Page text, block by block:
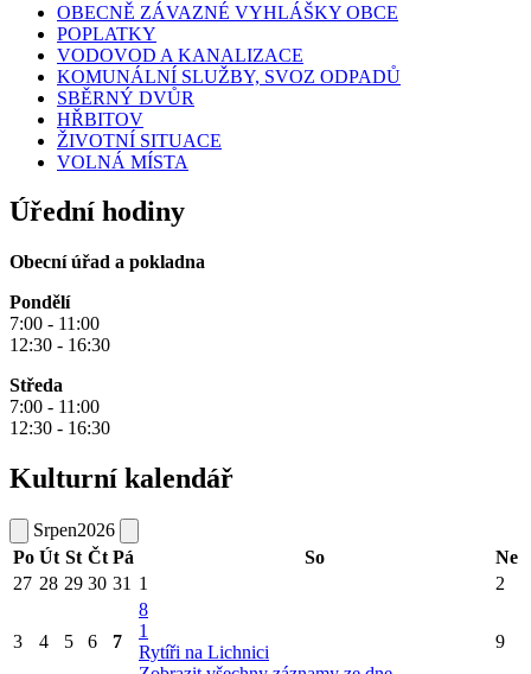
OBECNĚ ZÁVAZNÉ VYHLÁŠKY OBCE
POPLATKY
VODOVOD A KANALIZACE
KOMUNÁLNÍ SLUŽBY, SVOZ ODPADŮ
SBĚRNÝ DVŮR
HŘBITOV
ŽIVOTNÍ SITUACE
VOLNÁ MÍSTA
Úřední hodiny
Obecní úřad a pokladna
Pondělí
7:00 - 11:00
12:30 - 16:30
Středa
7:00 - 11:00
12:30 - 16:30
Kulturní kalendář
Srpen2026
Po Út St Čt Pá So
Ne
27 28 29 30 31 1 2
3 4 5 6 7
8
1
Rytíři na Lichnici
9